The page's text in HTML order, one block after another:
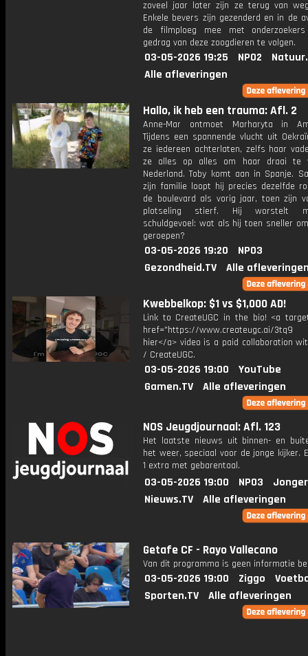
zoveel jaar later zijn ze terug van
Enkele bevers zijn gezenderd en in de
de filmploeg mee met
gedrag van deze zoogdieren te volgen.
03-05-2026 19:25 NPO2
Alle afleveringen
Hallo, ik heb een trauma: Afl. 2
Anne-Mar ontmoet Marharyta in
Tijdens een spannende vlucht uit
ze iedereen achterlaten, zelfs haar
ze alles op alles om haar draai te
Nederland. Toby komt aan in Spanje.
zijn familie loopt hij precies dezelfde
de boulevard als vorig jaar, toen zijn
plotseling stierf. Hij worstelt
schuldgevoel: wat als hij toen sneller
geroepen?
03-05-2026 19:20
NPO3
Gezondheid.TV
Alle
Kwebbelkop: $1 vs $1,000 AD!
Link to CreateUGC in the bio! <a
href="https://www.createugc.ai/3tq9
hier</a> video is a paid collaboration
/ CreateUGC.
03-05-2026 19:00
YouTube
Gamen.TV
Alle afleveringen
NOS Jeugdjournaal: Afl. 123
Het laatste nieuws uit binnen- en
het weer, speciaal voor de jonge kijker.
1 extra met gebarentaal.
03-05-2026 19:00 NPO3
Nieuws.TV
Alle afleveringen
Getafe CF - Rayo Vallecano
Van dit programma is geen informatie
03-05-2026 19:00 Ziggo
Sporten.TV
Alle afleveringen